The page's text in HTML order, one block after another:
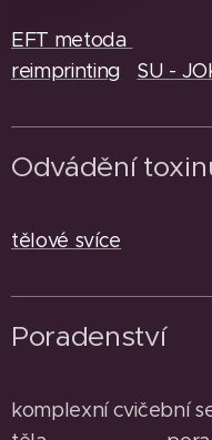
EFT metoda
reimprinting
SU -
Odvádění
tělové svíce
Poradenství
komplexní cvičební